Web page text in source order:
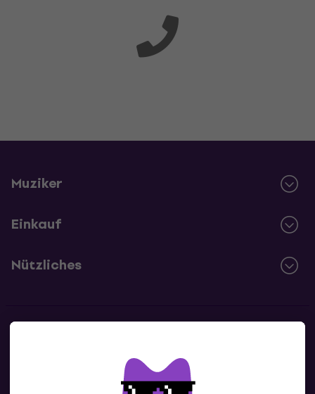
Muziker
Einkauf
Nützliches
Kontaktiere uns